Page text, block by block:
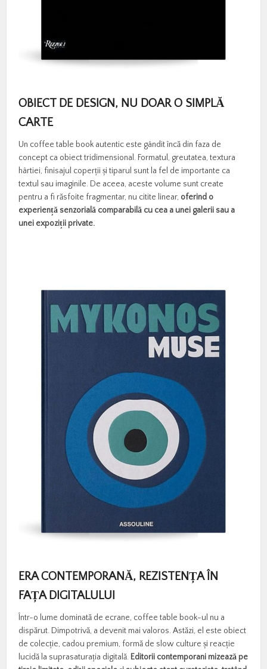
OBIECT DE DESIGN, NU DOAR O SIMPLĂ
CARTE
Un coffee table book autentic este gândit încă din faza de
concept ca obiect tridimensional. Formatul, greutatea, textura
hârtiei, finisajul coperții și tiparul sunt la fel de importante ca
textul sau imaginile. De aceea, aceste volume sunt create
pentru a fi răsfoite fragmentar, nu citite linear, oferind o
experiență senzorială comparabilă cu cea a unei galerii sau a
unei expoziții private.
ERA CONTEMPORANĂ, REZISTENȚA ÎN
FAȚA DIGITALULUI
Într-o lume dominată de ecrane, coffee table book-ul nu a
dispărut. Dimpotrivă, a devenit mai valoros. Astăzi, el este obiect
de colecție, cadou premium, formă de slow culture și reacție
lucidă la suprasaturația digitală. Editorii contemporani mizează pe